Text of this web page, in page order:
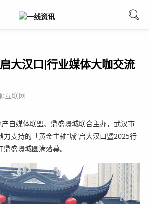
大汉口|行业媒体大咖交流
:互联网
自媒体联盟、鼎盛璟城联合主办，武汉市
力支持的「黄金主轴“城”启大汉口暨2025行
盛璟城圆满落幕。